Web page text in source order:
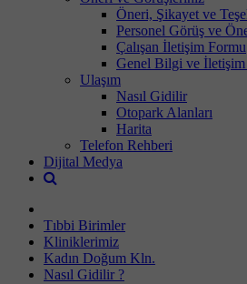
Öneri, Şikayet ve
Personel Görüş ve
Çalışan İletişim Formu
Genel Bilgi ve
Ulaşım
Nasıl Gidilir
Otopark Alanları
Harita
Telefon Rehberi
Dijital Medya
Tıbbi Birimler
Kliniklerimiz
Kadın Doğum Kln.
Nasıl Gidilir ?